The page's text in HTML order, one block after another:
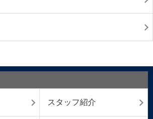
スタッフ紹介